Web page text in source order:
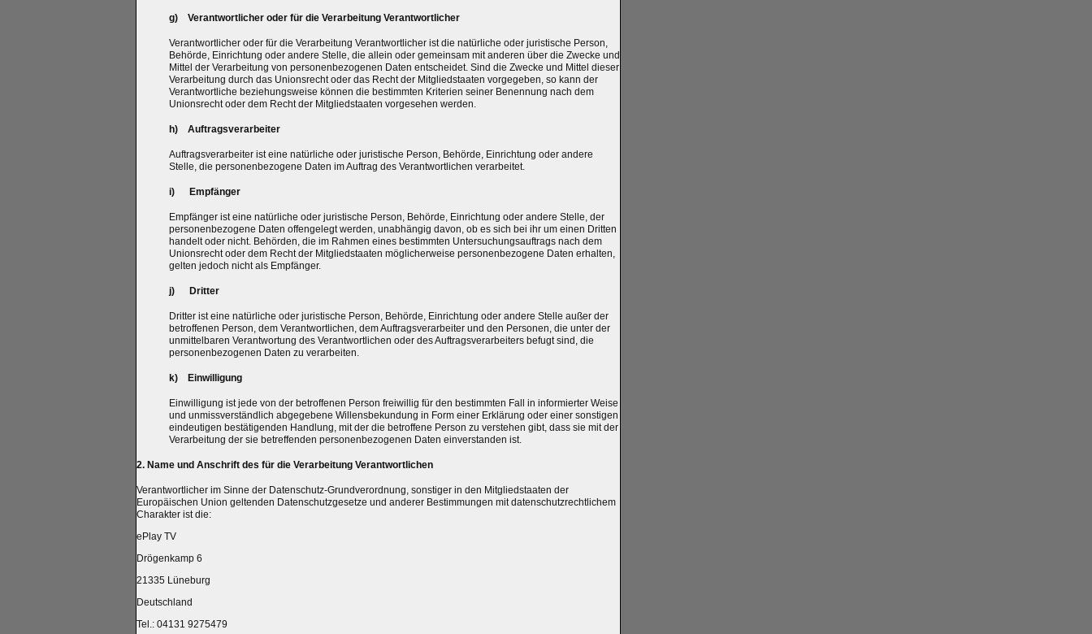
g) Verantwortlicher oder für die Verarbeitung Verantwortlicher
Verantwortlicher oder für die Verarbeitung Verantwortlicher ist die natürliche oder juristische Person,
Behörde, Einrichtung oder andere Stelle, die allein oder gemeinsam mit anderen über die Zwecke und
Mittel der Verarbeitung von personenbezogenen Daten entscheidet. Sind die Zwecke und Mittel dieser
Verarbeitung durch das Unionsrecht oder das Recht der Mitgliedstaaten vorgegeben, so kann der
Verantwortliche beziehungsweise können die bestimmten Kriterien seiner Benennung nach dem
Unionsrecht oder dem Recht der Mitgliedstaaten vorgesehen werden.
h) Auftragsverarbeiter
Auftragsverarbeiter ist eine natürliche oder juristische Person, Behörde, Einrichtung oder andere
Stelle, die personenbezogene Daten im Auftrag des Verantwortlichen verarbeitet.
i) Empfänger
Empfänger ist eine natürliche oder juristische Person, Behörde, Einrichtung oder andere Stelle, der
personenbezogene Daten offengelegt werden, unabhängig davon, ob es sich bei ihr um einen Dritten
handelt oder nicht. Behörden, die im Rahmen eines bestimmten Untersuchungsauftrags nach dem
Unionsrecht oder dem Recht der Mitgliedstaaten möglicherweise personenbezogene Daten erhalten,
gelten jedoch nicht als Empfänger.
j) Dritter
Dritter ist eine natürliche oder juristische Person, Behörde, Einrichtung oder andere Stelle außer der
betroffenen Person, dem Verantwortlichen, dem Auftragsverarbeiter und den Personen, die unter der
unmittelbaren Verantwortung des Verantwortlichen oder des Auftragsverarbeiters befugt sind, die
personenbezogenen Daten zu verarbeiten.
k) Einwilligung
Einwilligung ist jede von der betroffenen Person freiwillig für den bestimmten Fall in informierter Weise
und unmissverständlich abgegebene Willensbekundung in Form einer Erklärung oder einer sonstigen
eindeutigen bestätigenden Handlung, mit der die betroffene Person zu verstehen gibt, dass sie mit der
Verarbeitung der sie betreffenden personenbezogenen Daten einverstanden ist.
2. Name und Anschrift des für die Verarbeitung Verantwortlichen
Verantwortlicher im Sinne der Datenschutz-Grundverordnung, sonstiger in den Mitgliedstaaten der
Europäischen Union geltenden Datenschutzgesetze und anderer Bestimmungen mit datenschutzrechtlichem
Charakter ist die:
ePlay TV
Drögenkamp 6
21335 Lüneburg
Deutschland
Tel.: 04131 9275479